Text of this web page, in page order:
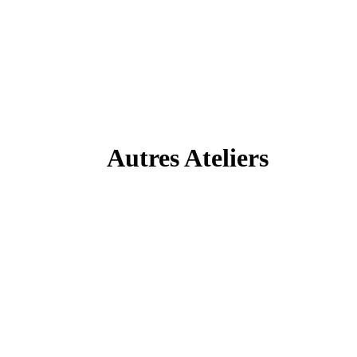
Autres Ateliers